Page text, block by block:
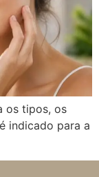
os tipos, os
indicado para a